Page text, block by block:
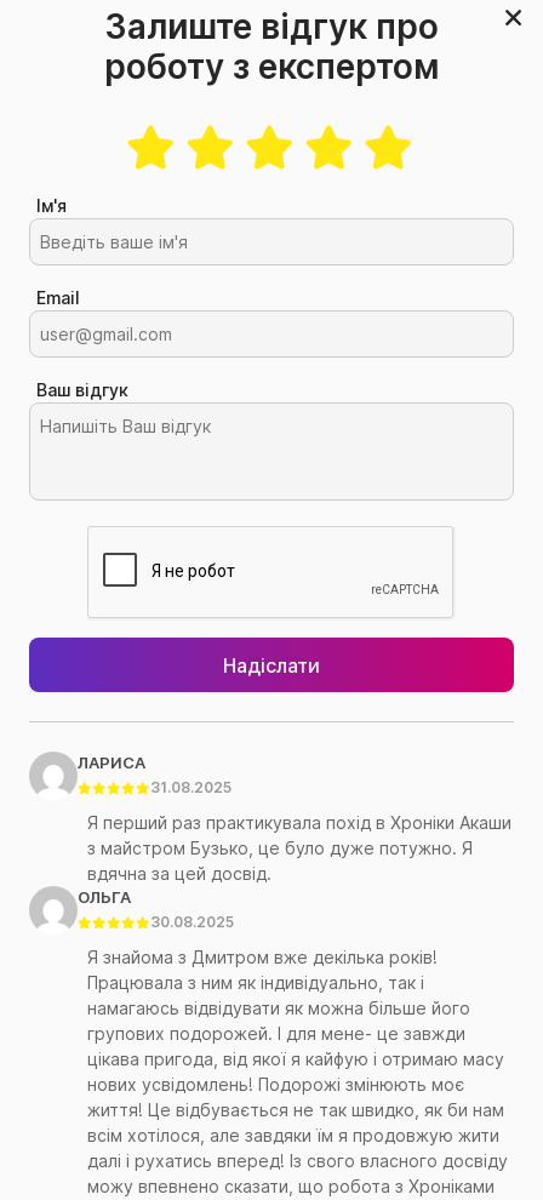
Залиште відгук про
роботу з експертом
Ім'я
Email
Ваш відгук
Надіслати
ЛАРИСА
31.08.2025
Я перший раз практикувала похід в Хроніки Акаши
з майстром Бузько, це було дуже потужно. Я
вдячна за цей досвід.
ОЛЬГА
30.08.2025
Я знайома з Дмитром вже декілька років!
Працювала з ним як індивідуально, так і
намагаюсь відвідувати як можна більше його
групових подорожей. І для мене- це завжди
цікава пригода, від якої я кайфую і отримаю масу
нових усвідомлень! Подорожі змінюють моє
життя! Це відбувається не так швидко, як би нам
всім хотілося, але завдяки їм я продовжую жити
далі і рухатись вперед! Із свого власного досвіду
можу впевнено сказати, що робота з Хроніками